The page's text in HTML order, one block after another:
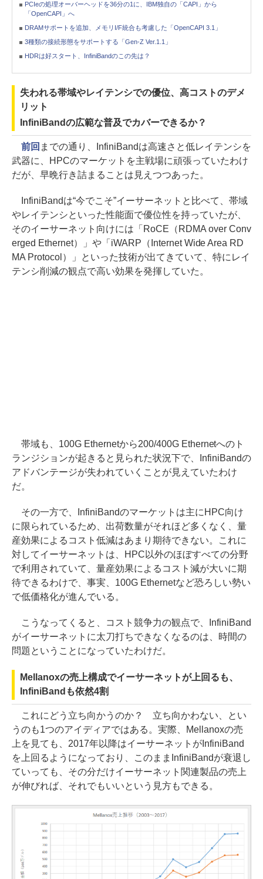
PCIeの処理オーバーヘッドを36分の1に、IBM独自の「CAPI」から
「OpenCAPI」へ
DRAMサポートを追加、メモリI/F統合も考慮した「OpenCAPI 3.1」
3種類の接続形態をサポートする「Gen-Z Ver.1.1」
HDRは好スタート、InfiniBandのこの先は？
失われる帯域やレイテンシでの優位、高コストのデメ
リット
InfiniBandの広範な普及でカバーできるか？
前回 までの通り、InfiniBandは高速さと低レイテンシを
武器に、HPCのマーケットを主戦場に頑張っていたわけ
だが、早晩行き詰まることは見えつつあった。
InfiniBandは“今でこそ”イーサーネットと比べて、帯域
やレイテンシといった性能面で優位性を持っていたが、
そのイーサーネット向けには「RoCE（RDMA over Conv
erged Ethernet）」や「iWARP（Internet Wide Area RD
MA Protocol）」といった技術が出てきていて、特にレイ
テンシ削減の観点で高い効果を発揮していた。
帯域も、100G Ethernetから200/400G Ethernetへのト
ランジションが起きると見られた状況下で、InfiniBandの
アドバンテージが失われていくことが見えていたわけ
だ。
その一方で、InfiniBandのマーケットは主にHPC向け
に限られているため、出荷数量がそれほど多くなく、量
産効果によるコスト低減はあまり期待できない。これに
対してイーサーネットは、HPC以外のほぼすべての分野
で利用されていて、量産効果によるコスト減が大いに期
待できるわけで、事実、100G Ethernetなど恐ろしい勢い
で低価格化が進んでいる。
こうなってくると、コスト競争力の観点で、InfiniBand
がイーサーネットに太刀打ちできなくなるのは、時間の
問題ということになっていたわけだ。
Mellanoxの売上構成でイーサーネットが上回るも、
InfiniBandも依然4割
これにどう立ち向かうのか？ 立ち向かわない、とい
うのも1つのアイディアではある。実際、Mellanoxの売
上を見ても、2017年以降はイーサーネットがInfiniBand
を上回るようになっており、このままInfiniBandが衰退し
ていっても、その分だけイーサーネット関連製品の売上
が伸びれば、それでもいいという見方もできる。